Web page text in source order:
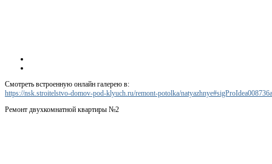
Смотреть встроенную онлайн галерею в:
https://nsk.stroitelstvo-domov-pod-klyuch.ru/remont-potolka/
Ремонт двухкомнатной квартиры №2